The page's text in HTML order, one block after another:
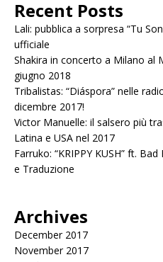
Recent Posts
Lali: pubblica a sorpresa “Tu
ufficiale
Shakira in concerto a Milano al
giugno 2018
Tribalistas: “Diáspora” nelle
dicembre 2017!
Victor Manuelle: il salsero più
Latina e USA nel 2017
Farruko: “KRIPPY KUSH” ft.
e Traduzione
Archives
December 2017
November 2017